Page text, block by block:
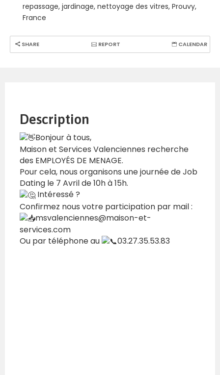
repassage, jardinage, nettoyage des vitres, Prouvy,
France
SHARE REPORT CALENDAR
Description
Bonjour à tous,
Maison et Services Valenciennes recherche
des EMPLOYÉS DE MENAGE.
Pour cela, nous organisons une journée de Job
Dating le 7 Avril de 10h à 15h.
Intéressé ?
Confirmez nous votre participation par mail :
msvalenciennes@maison-et-
services.com
Ou par téléphone au
03.27.35.53.83